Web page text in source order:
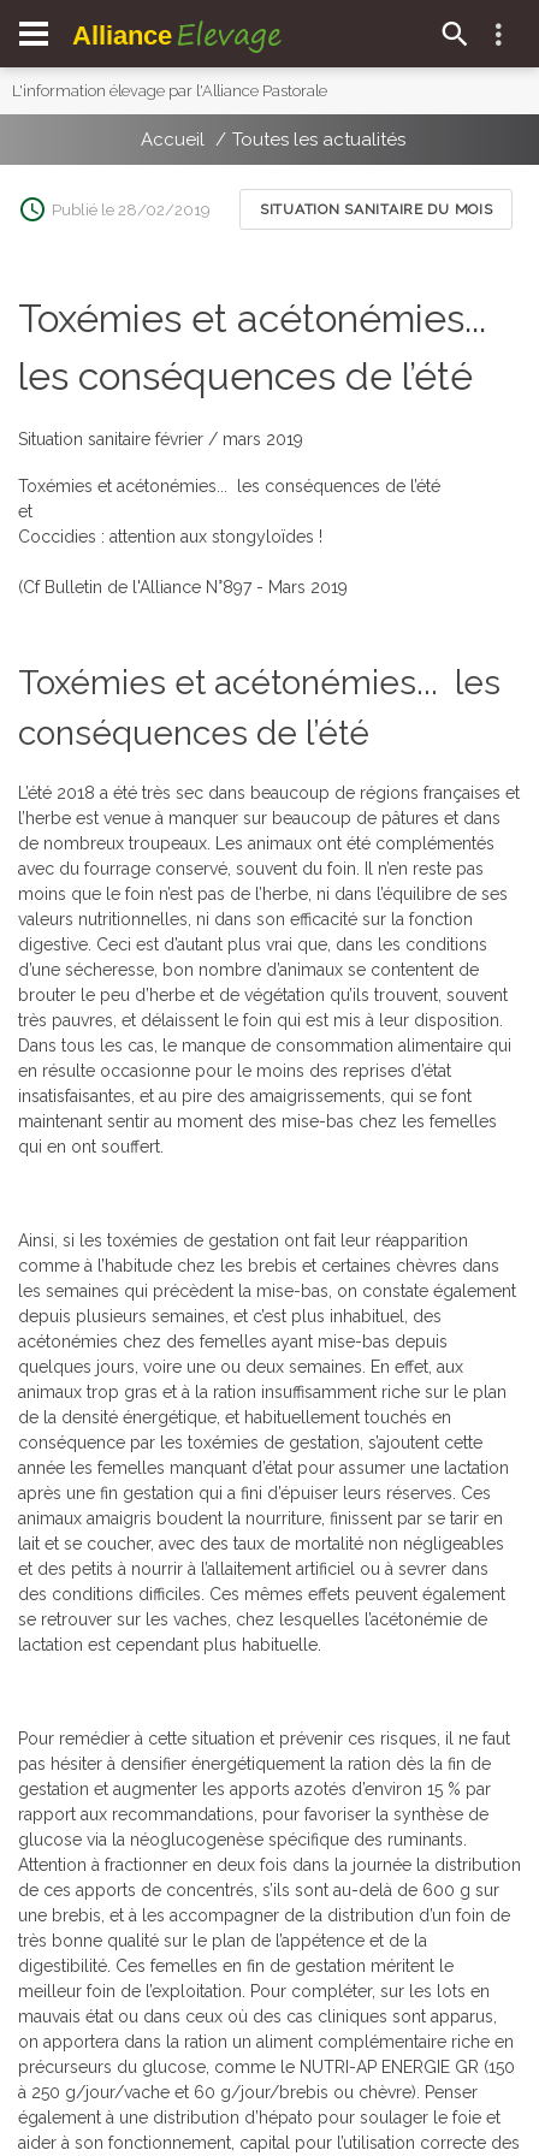
Alliance Elevage
L'information élevage par l'Alliance Pastorale
Accueil Toutes les actualités
Publié le 28/02/2019 SITUATION SANITAIRE DU MOIS
Toxémies et acétonémies...
les conséquences de l’été
Situation sanitaire février / mars 2019
Toxémies et acétonémies... les conséquences de l’été
et
Coccidies : attention aux stongyloïdes !
(Cf Bulletin de l'Alliance N°897 - Mars 2019
Toxémies et acétonémies... les
conséquences de l’été
L’été 2018 a été très sec dans beaucoup de régions françaises et
l’herbe est venue à manquer sur beaucoup de pâtures et dans
de nombreux troupeaux. Les animaux ont été complémentés
avec du fourrage conservé, souvent du foin. Il n’en reste pas
moins que le foin n’est pas de l’herbe, ni dans l’équilibre de ses
valeurs nutritionnelles, ni dans son efficacité sur la fonction
digestive. Ceci est d’autant plus vrai que, dans les conditions
d’une sécheresse, bon nombre d’animaux se contentent de
brouter le peu d’herbe et de végétation qu’ils trouvent, souvent
très pauvres, et délaissent le foin qui est mis à leur disposition.
Dans tous les cas, le manque de consommation alimentaire qui
en résulte occasionne pour le moins des reprises d’état
insatisfaisantes, et au pire des amaigrissements, qui se font
maintenant sentir au moment des mise-bas chez les femelles
qui en ont souffert.
Ainsi, si les toxémies de gestation ont fait leur réapparition
comme à l’habitude chez les brebis et certaines chèvres dans
les semaines qui précèdent la mise-bas, on constate également
depuis plusieurs semaines, et c’est plus inhabituel, des
acétonémies chez des femelles ayant mise-bas depuis
quelques jours, voire une ou deux semaines. En effet, aux
animaux trop gras et à la ration insuffisamment riche sur le plan
de la densité énergétique, et habituellement touchés en
conséquence par les toxémies de gestation, s’ajoutent cette
année les femelles manquant d’état pour assumer une lactation
après une fin gestation qui a fini d’épuiser leurs réserves. Ces
animaux amaigris boudent la nourriture, finissent par se tarir en
lait et se coucher, avec des taux de mortalité non négligeables
et des petits à nourrir à l’allaitement artificiel ou à sevrer dans
des conditions difficiles. Ces mêmes effets peuvent également
se retrouver sur les vaches, chez lesquelles l’acétonémie de
lactation est cependant plus habituelle.
Pour remédier à cette situation et prévenir ces risques, il ne faut
pas hésiter à densifier énergétiquement la ration dès la fin de
gestation et augmenter les apports azotés d’environ 15 % par
rapport aux recommandations, pour favoriser la synthèse de
glucose via la néoglucogenèse spécifique des ruminants.
Attention à fractionner en deux fois dans la journée la distribution
de ces apports de concentrés, s’ils sont au-delà de 600 g sur
une brebis, et à les accompagner de la distribution d’un foin de
très bonne qualité sur le plan de l’appétence et de la
digestibilité. Ces femelles en fin de gestation méritent le
meilleur foin de l’exploitation. Pour compléter, sur les lots en
mauvais état ou dans ceux où des cas cliniques sont apparus,
on apportera dans la ration un aliment complémentaire riche en
précurseurs du glucose, comme le NUTRI-AP ENERGIE GR (150
à 250 g/jour/vache et 60 g/jour/brebis ou chèvre). Penser
également à une distribution d’hépato pour soulager le foie et
aider à son fonctionnement, capital pour l’utilisation correcte des